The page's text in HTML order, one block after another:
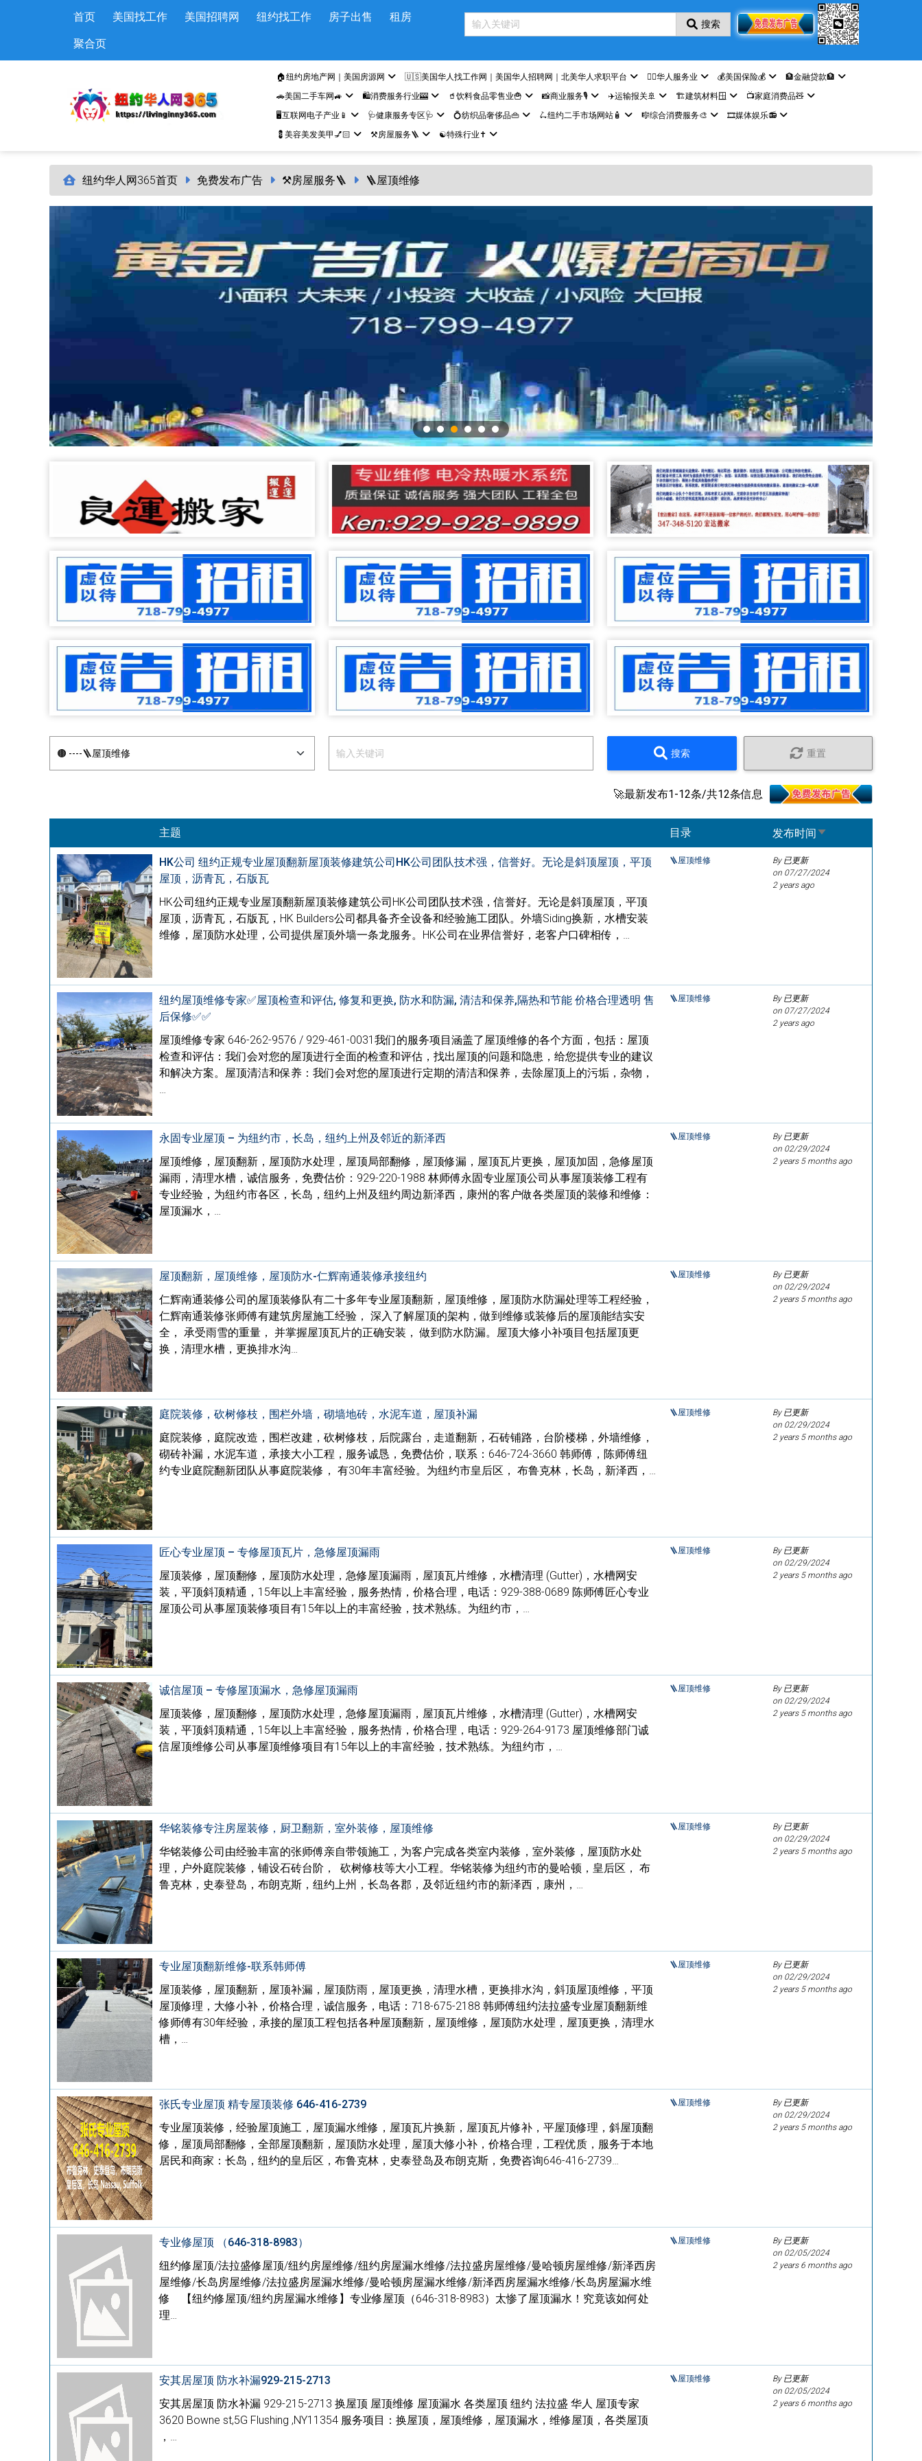
首页 美国找工作 美国招聘网 纽约找工作 房子出售 租房
聚合页
搜索
🏠纽约房地产网｜美国房源网 🇺🇸美国华人找工作网｜美国华人招聘网｜北美华人求职平台 🤵‍♀️华人服务业 💰美国保险💰
🏦金融贷款🏦
🚗美国二手车网🚙
🛍️消费服务行业🎰 🥤饮料食品零售业🍟 📸商业服务🎙️ ✈️运输报关🚢 🏗️建筑材料🪟
📺家庭消费品🧸
🖥️互联网电子产业📱
🩺健康服务专区🩺 💍纺织品奢侈品👜 🛴纽约二手市场网站🧴 🎼综合消费服务🎨
🎞️媒体娱乐📻
💈美容美发美甲💅🏻
⚒️房屋服务🪜 ☯️特殊行业✝️
纽约华人网365首页 免费发布广告 ⚒️房屋服务🪜 🪜屋顶维修
搜索 重置
🚀最新发布1-12条/共12条信息
主题 目录 发布时间Sort ascending
HK公司 纽约正规专业屋顶翻新屋顶装修建筑公司HK公司团队技术强，信誉好。无论是斜顶屋顶，平顶
屋顶，沥青瓦，石版瓦
HK公司纽约正规专业屋顶翻新屋顶装修建筑公司HK公司团队技术强，信誉好。无论是斜顶屋顶，平顶
屋顶，沥青瓦，石版瓦，HK Builders公司都具备齐全设备和经验施工团队。外墙Siding换新，水槽安装
维修，屋顶防水处理，公司提供屋顶外墙一条龙服务。HK公司在业界信誉好，老客户口碑相传，…
🪜屋顶维修
By 已更新
on 07/27/2024
2 years ago
纽约屋顶维修专家✅屋顶检查和评估, 修复和更换, 防水和防漏, 清洁和保养,隔热和节能 价格合理透明 售
后保修✅✅
屋顶维修专家 646-262-9576 / 929-461-0031我们的服务项目涵盖了屋顶维修的各个方面，包括：屋顶
检查和评估：我们会对您的屋顶进行全面的检查和评估，找出屋顶的问题和隐患，给您提供专业的建议
和解决方案。屋顶清洁和保养：我们会对您的屋顶进行定期的清洁和保养，去除屋顶上的污垢，杂物，
…
🪜屋顶维修
By 已更新
on 07/27/2024
2 years ago
永固专业屋顶 – 为纽约市，长岛，纽约上州及邻近的新泽西
屋顶维修，屋顶翻新，屋顶防水处理，屋顶局部翻修，屋顶修漏，屋顶瓦片更换，屋顶加固，急修屋顶
漏雨，清理水槽，诚信服务，免费估价：929-220-1988 林师傅永固专业屋顶公司从事屋顶装修工程有
专业经验，为纽约市各区，长岛，纽约上州及纽约周边新泽西，康州的客户做各类屋顶的装修和维修：
屋顶漏水，…
🪜屋顶维修
By 已更新
on 02/29/2024
2 years 5 months ago
屋顶翻新，屋顶维修，屋顶防水-仁辉南通装修承接纽约
仁辉南通装修公司的屋顶装修队有二十多年专业屋顶翻新，屋顶维修，屋顶防水防漏处理等工程经验，
仁辉南通装修张师傅有建筑房屋施工经验， 深入了解屋顶的架构，做到维修或装修后的屋顶能结实安
全， 承受雨雪的重量， 并掌握屋顶瓦片的正确安装， 做到防水防漏。屋顶大修小补项目包括屋顶更
换，清理水槽，更换排水沟…
🪜屋顶维修
By 已更新
on 02/29/2024
2 years 5 months ago
庭院装修，砍树修枝，围栏外墙，砌墙地砖，水泥车道，屋顶补漏
庭院装修，庭院改造，围栏改建，砍树修枝，后院露台，走道翻新，石砖铺路，台阶楼梯，外墙维修，
砌砖补漏，水泥车道，承接大小工程，服务诚恳，免费估价，联系：646-724-3660 韩师傅，陈师傅纽
约专业庭院翻新团队从事庭院装修， 有30年丰富经验。为纽约市皇后区， 布鲁克林，长岛，新泽西，…
🪜屋顶维修
By 已更新
on 02/29/2024
2 years 5 months ago
匠心专业屋顶 – 专修屋顶瓦片，急修屋顶漏雨
屋顶装修，屋顶翻修，屋顶防水处理，急修屋顶漏雨，屋顶瓦片维修，水槽清理 (Gutter)，水槽网安
装，平顶斜顶精通，15年以上丰富经验，服务热情，价格合理，电话：929-388-0689 陈师傅匠心专业
屋顶公司从事屋顶装修项目有15年以上的丰富经验，技术熟练。为纽约市，…
🪜屋顶维修
By 已更新
on 02/29/2024
2 years 5 months ago
诚信屋顶 – 专修屋顶漏水，急修屋顶漏雨
屋顶装修，屋顶翻修，屋顶防水处理，急修屋顶漏雨，屋顶瓦片维修，水槽清理 (Gutter)，水槽网安
装，平顶斜顶精通，15年以上丰富经验，服务热情，价格合理，电话：929-264-9173 屋顶维修部门诚
信屋顶维修公司从事屋顶维修项目有15年以上的丰富经验，技术熟练。为纽约市，…
🪜屋顶维修
By 已更新
on 02/29/2024
2 years 5 months ago
华铭装修专注房屋装修，厨卫翻新，室外装修，屋顶维修
华铭装修公司由经验丰富的张师傅亲自带领施工，为客户完成各类室内装修，室外装修，屋顶防水处
理，户外庭院装修，铺设石砖台阶， 砍树修枝等大小工程。华铭装修为纽约市的曼哈顿，皇后区， 布
鲁克林，史泰登岛，布朗克斯，纽约上州，长岛各郡，及邻近纽约市的新泽西，康州，…
🪜屋顶维修
By 已更新
on 02/29/2024
2 years 5 months ago
专业屋顶翻新维修-联系韩师傅
屋顶装修，屋顶翻新，屋顶补漏，屋顶防雨，屋顶更换，清理水槽，更换排水沟，斜顶屋顶维修，平顶
屋顶修理，大修小补，价格合理，诚信服务，电话：718-675-2188 韩师傅纽约法拉盛专业屋顶翻新维
修师傅有30年经验，承接的屋顶工程包括各种屋顶翻新，屋顶维修，屋顶防水处理，屋顶更换，清理水
槽，…
🪜屋顶维修
By 已更新
on 02/29/2024
2 years 5 months ago
张氏专业屋顶 精专屋顶装修 646-416-2739
专业屋顶装修，经验屋顶施工，屋顶漏水维修，屋顶瓦片换新，屋顶瓦片修补，平屋顶修理，斜屋顶翻
修，屋顶局部翻修，全部屋顶翻新，屋顶防水处理，屋顶大修小补，价格合理，工程优质，服务于本地
居民和商家：长岛，纽约的皇后区，布鲁克林，史泰登岛及布朗克斯，免费咨询646-416-2739…
🪜屋顶维修
By 已更新
on 02/29/2024
2 years 5 months ago
专业修屋顶 （646-318-8983）
纽约修屋顶/法拉盛修屋顶/纽约房屋维修/纽约房屋漏水维修/法拉盛房屋维修/曼哈顿房屋维修/新泽西房
屋维修/长岛房屋维修/法拉盛房屋漏水维修/曼哈顿房屋漏水维修/新泽西房屋漏水维修/长岛房屋漏水维
修 【纽约修屋顶/纽约房屋漏水维修】专业修屋顶（646-318-8983）太惨了屋顶漏水！究竟该如何处
理…
🪜屋顶维修
By 已更新
on 02/05/2024
2 years 6 months ago
安其居屋顶 防水补漏929-215-2713
安其居屋顶 防水补漏 929-215-2713 换屋顶 屋顶维修 屋顶漏水 各类屋顶 纽约 法拉盛 华人 屋顶专家
3620 Bowne st,5G Flushing ,NY11354 服务项目：换屋顶，屋顶维修，屋顶漏水，维修屋顶，各类屋顶
，…
🪜屋顶维修
By 已更新
on 02/05/2024
2 years 6 months ago